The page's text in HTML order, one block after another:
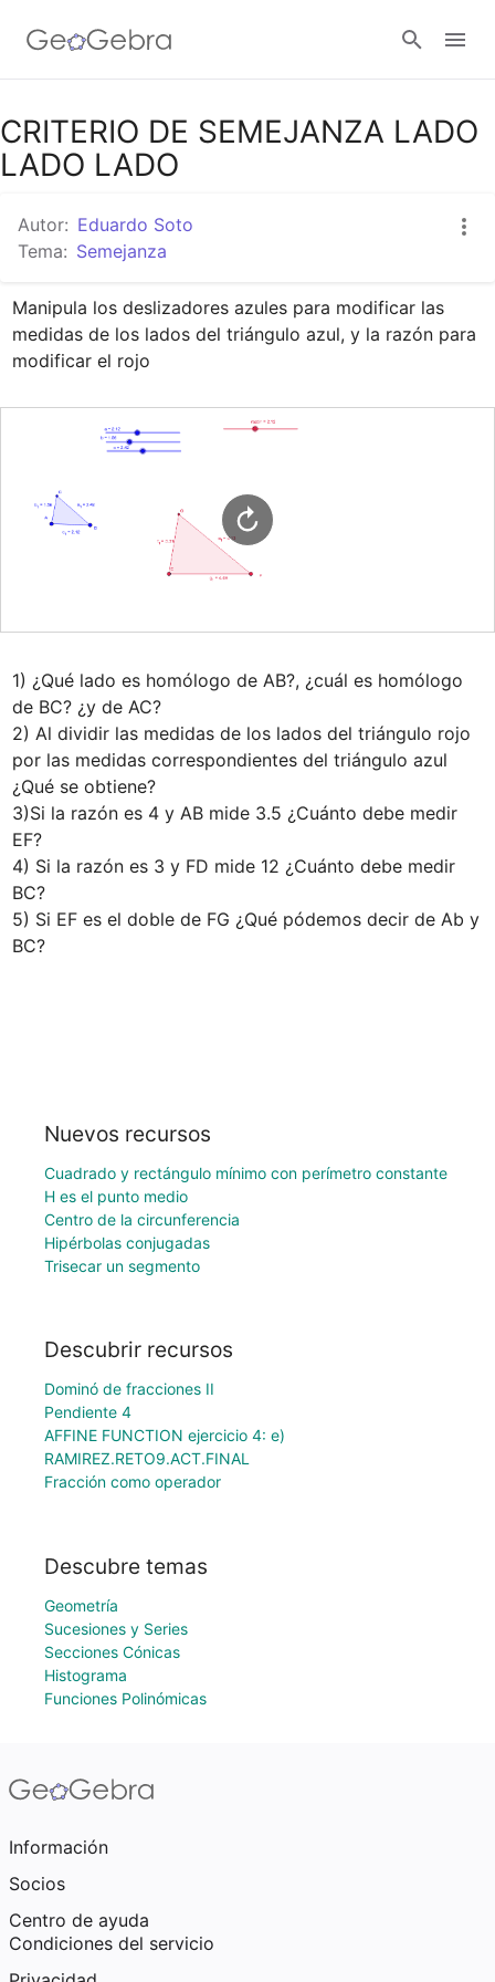
Google Classroom
CRITERIO DE SEMEJANZA LADO
LADO LADO
Autor: Eduardo Soto
Tema: Semejanza
Manipula los deslizadores azules para modificar las
medidas de los lados del triángulo azul, y la razón para
modificar el rojo
1) ¿Qué lado es homólogo de AB?, ¿cuál es homólogo
de BC? ¿y de AC?
2) Al dividir las medidas de los lados del triángulo rojo
por las medidas correspondientes del triángulo azul
¿Qué se obtiene?
3)Si la razón es 4 y AB mide 3.5 ¿Cuánto debe medir
EF?
4) Si la razón es 3 y FD mide 12 ¿Cuánto debe medir
BC?
5) Si EF es el doble de FG ¿Qué pódemos decir de Ab y
BC?
Nuevos recursos
Cuadrado y rectángulo mínimo con perímetro constante
H es el punto medio
Centro de la circunferencia
Hipérbolas conjugadas
Trisecar un segmento
Descubrir recursos
Dominó de fracciones II
Pendiente 4
AFFINE FUNCTION ejercicio 4: e)
RAMIREZ.RETO9.ACT.FINAL
Fracción como operador
Descubre temas
Geometría
Sucesiones y Series
Secciones Cónicas
Histograma
Funciones Polinómicas
Información
Socios
Centro de ayuda
Condiciones del servicio